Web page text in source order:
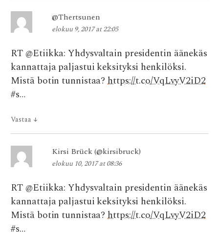
@Thertsunen
elokuu 9, 2017 at 22:05
RT @Etiikka: Yhdysvaltain presidentin äänekäs
kannattaja paljastui keksityksi henkilöksi.
Mistä botin tunnistaa?https://t.co/VqLvyV2iD2
#s…
Vastaa ↓
Kirsi Brück (@kirsibruck)
elokuu 10, 2017 at 08:36
RT @Etiikka: Yhdysvaltain presidentin äänekäs
kannattaja paljastui keksityksi henkilöksi.
Mistä botin tunnistaa?https://t.co/VqLvyV2iD2
#s…